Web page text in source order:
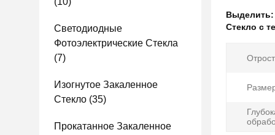
Светодиодные
Фотоэлектрические Стекла
(7)
Изогнутое Закаленное
Стекло (35)
Прокатанное Закаленное
Стекло с